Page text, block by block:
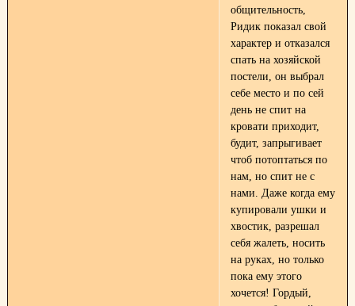
общительность,
Ридик показал свой
характер и отказался
спать на хозяйской
постели, он выбрал
себе место и по сей
день не спит на
кровати приходит,
будит, запрыгивает
чтоб потоптаться по
нам, но спит не с
нами. Даже когда ему
купировали ушки и
хвостик, разрешал
себя жалеть, носить
на руках, но только
пока ему этого
хочется! Гордый,